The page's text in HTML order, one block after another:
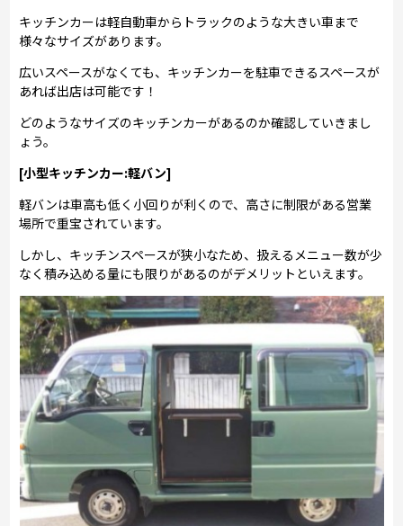
キッチンカーは軽自動車からトラックのような大きい車まで
様々なサイズがあります。
広いスペースがなくても、キッチンカーを駐車できるスペースが
あれば出店は可能です！
どのようなサイズのキッチンカーがあるのか確認していきまし
ょう。
[小型キッチンカー:軽バン]
軽バンは車高も低く小回りが利くので、高さに制限がある営業
場所で重宝されています。
しかし、キッチンスペースが狭小なため、扱えるメニュー数が少
なく積み込める量にも限りがあるのがデメリットといえます。